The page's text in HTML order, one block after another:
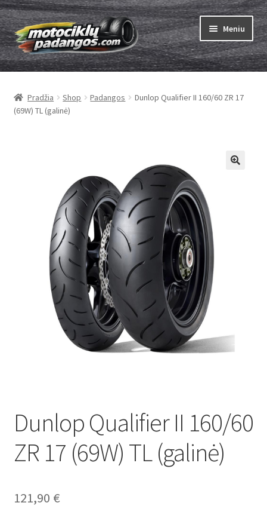
Pereiti
prie
meniu
Pereiti
prie
turinio
Meniu
Padangos
menu
Kameros
menu
Pradžia Shop Padangos
Dunlop Qualifier II 160/60 ZR 17
(69W) TL (galinė)
Dunlop Qualifier II 160/60
ZR 17 (69W) TL (galinė)
121,90 €